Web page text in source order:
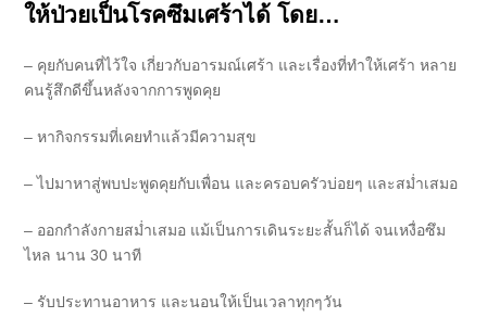
ให้ป่วยเป็นโรคซึมเศร้าได้ โดย…
– คุยกับคนที่ไว้ใจ เกี่ยวกับอารมณ์เศร้า และเรื่องที่ทำให้เศร้า หลาย
คนรู้สึกดีขึ้นหลังจากการพูดคุย
– หากิจกรรมที่เคยทำแล้วมีความสุข
– ไปมาหาสู่พบปะพูดคุยกับเพื่อน และครอบครัวบ่อยๆ และสม่ำเสมอ
– ออกกำลังกายสม่ำเสมอ แม้เป็นการเดินระยะสั้นก็ได้ จนเหงื่อซึม
ไหล นาน 30 นาที
– รับประทานอาหาร และนอนให้เป็นเวลาทุกๆวัน